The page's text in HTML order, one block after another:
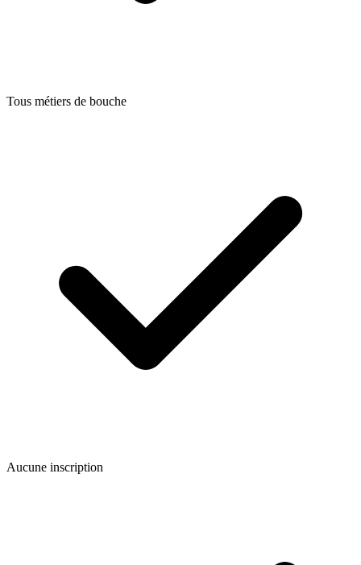
Tous métiers de bouche
Aucune inscription